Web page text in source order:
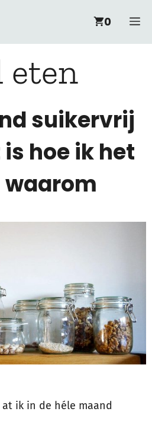
0
eten
suikervrij
hoe ik het
waarom
ik in de héle maand